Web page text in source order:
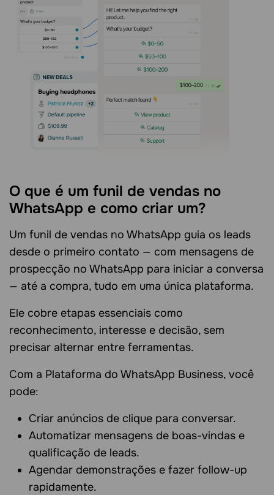
O que é um funil de vendas no
WhatsApp e como criar um?
Um funil de vendas no WhatsApp guia os leads
desde o primeiro contato — com mensagens de
prospecção no WhatsApp para iniciar a conversa
— até a compra, tudo em uma única plataforma.
Ele cobre etapas essenciais como
reconhecimento, interesse e decisão, sem
precisar alternar entre ferramentas.
Com a Plataforma do WhatsApp Business, você
pode:
Criar anúncios de clique para conversar.
Automatizar mensagens de boas-vindas e
qualificação de leads.
Agendar demonstrações e fazer follow-up
rapidamente.